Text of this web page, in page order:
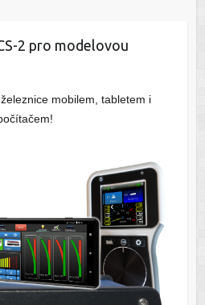
2 pro modelovou
mobilem, tabletem i